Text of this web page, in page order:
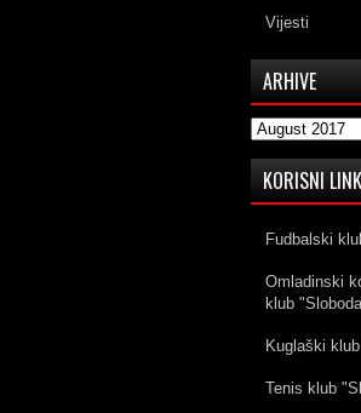
Vijesti
ARHIVE
Arhive
KORISNI
Fudbalski
Omladinski
klub
Kuglaški
Tenis klub